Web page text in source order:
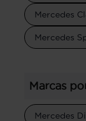
Mercedes
Mercedes
Marcas
Mercedes